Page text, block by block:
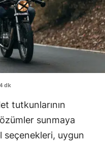
dk
tutkunlarının
sunmaya
seçenekleri, uygun